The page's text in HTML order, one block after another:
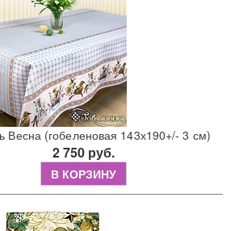
Весна (гобеленовая 143х190+/- 3 см)
2 750 руб.
В КОРЗИНУ